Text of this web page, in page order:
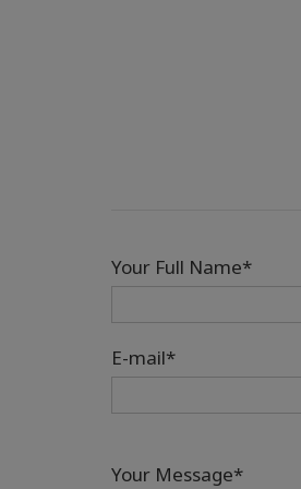
Your Full Name*
E-mail*
Your Message*